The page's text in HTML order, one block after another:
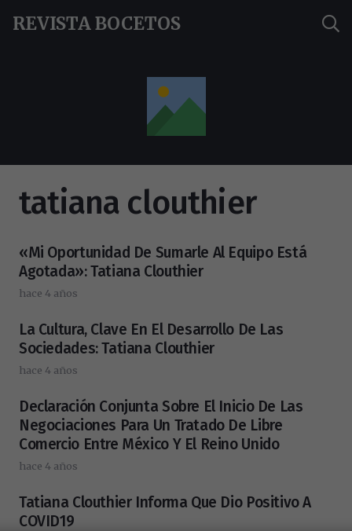
REVISTA BOCETOS
tatiana clouthier
«Mi Oportunidad De Sumarle Al Equipo Está
Agotada»: Tatiana Clouthier
hace 4 años
La Cultura, Clave En El Desarrollo De Las
Sociedades: Tatiana Clouthier
hace 4 años
Declaración Conjunta Sobre El Inicio De Las
Negociaciones Para Un Tratado De Libre
Comercio Entre México Y El Reino Unido
hace 4 años
Tatiana Clouthier Informa Que Dio Positivo A
COVID19